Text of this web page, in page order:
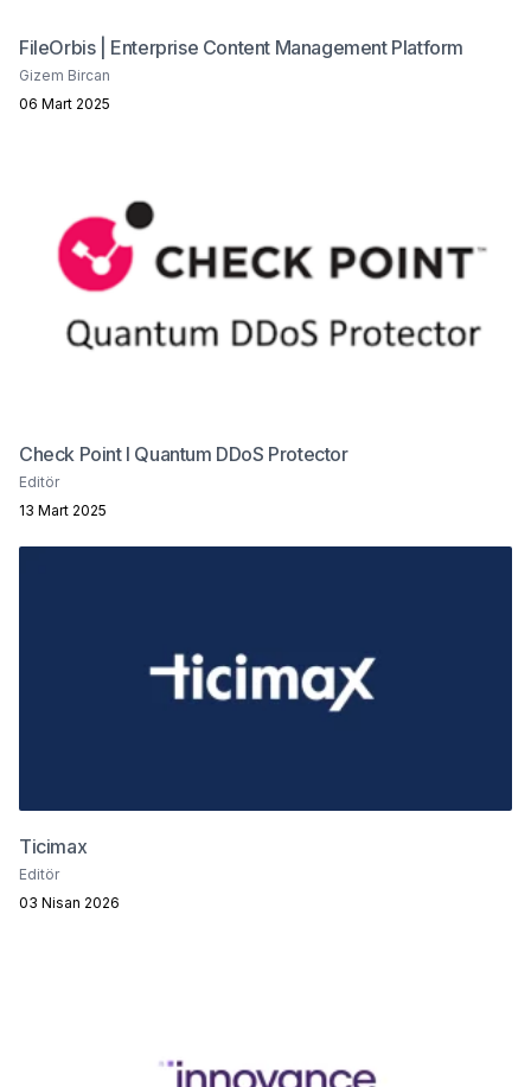
FileOrbis | Enterprise Content Management Platform
Gizem Bircan
06 Mart 2025
Check Point I Quantum DDoS Protector
Editör
13 Mart 2025
Ticimax
Editör
03 Nisan 2026